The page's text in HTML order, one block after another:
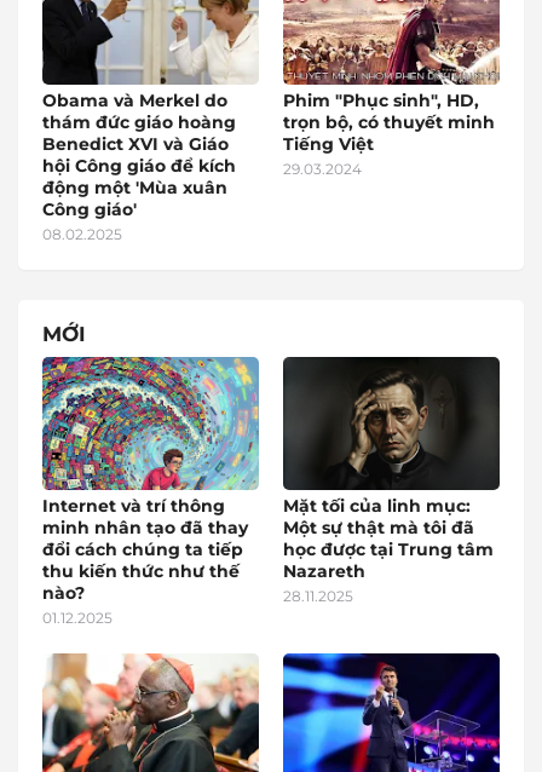
Obama và Merkel do
thám đức giáo hoàng
Benedict XVI và Giáo
hội Công giáo để kích
động một 'Mùa xuân
Công giáo'
08.02.2025
Phim "Phục sinh", HD,
trọn bộ, có thuyết minh
Tiếng Việt
29.03.2024
MỚI
Internet và trí thông
minh nhân tạo đã thay
đổi cách chúng ta tiếp
thu kiến thức như thế
nào?
01.12.2025
Mặt tối của linh mục:
Một sự thật mà tôi đã
học được tại Trung tâm
Nazareth
28.11.2025